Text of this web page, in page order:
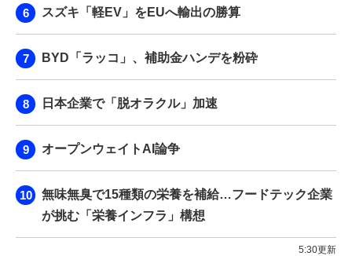
スズキ「軽EV」をEUへ輸出の勝算
BYD「ラッコ」、補助金ハンデを粉砕
日本企業で「脱オラクル」加速
オープンウェイトAI論争
無味無臭で15種類の栄養を補給…フードテック企業
が挑む「栄養インフラ」構想
5:30更新